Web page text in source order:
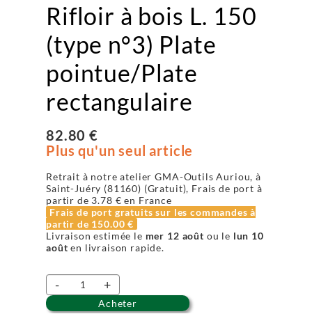
Rifloir à bois L. 150
(type n°3) Plate
pointue/Plate
rectangulaire
82.80 €
Plus qu'un seul article
Retrait à notre atelier GMA-Outils Auriou, à
Saint-Juéry (81160) (Gratuit), Frais de port à
partir de 3.78 € en France
Frais de port gratuits sur les commandes à
partir de 150.00 €
Livraison estimée le mer 12 août ou le lun 10
août en livraison rapide.
- +
Acheter